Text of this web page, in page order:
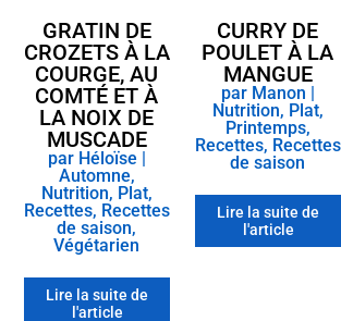
GRATIN DE
CROZETS À LA
COURGE, AU
COMTÉ ET À
LA NOIX DE
MUSCADE
par Héloïse |
Automne,
Nutrition, Plat,
Recettes, Recettes
de saison,
Végétarien
Lire la suite de
l'article
CURRY DE
POULET À LA
MANGUE
par Manon |
Nutrition, Plat,
Printemps,
Recettes, Recettes
de saison
Lire la suite de
l'article